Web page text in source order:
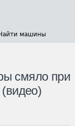
машины
смяло при
(видео)